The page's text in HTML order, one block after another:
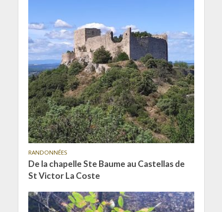
RANDONNÉES
De la chapelle Ste Baume au Castellas de
St Victor La Coste